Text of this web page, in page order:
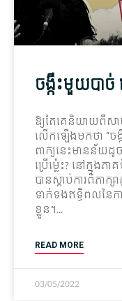
ចង្កឹះ​មួយ​បា
ឱ្យ​តែ​គេ​និយាយ​ពី​សា
លើកឡើង​មក​ថា “ច
ពាក្យ​នេះ​មានន័យ​ដូ
ប្រើ​ម្ល៉េះ? នៅ​ក្នុង​
បាន​ស្តាប់​ការពិភា
ទាក់ទង​ឥទ្ធិពល​នៃ​ក
ខ្លួន។
READ MORE
03/05/2022